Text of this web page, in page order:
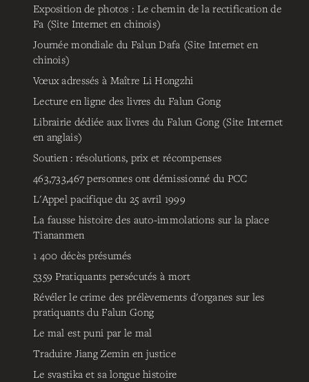
Exposition de photos : Le chemin de la rectification de
Fa (Site Internet en chinois)
Journée mondiale du Falun Dafa (Site Internet en
chinois)
Vœux adressés à Maître Li Hongzhi
Lecture en ligne des livres du Falun Gong
Librairie dédiée aux livres du Falun Gong (Site Internet
en anglais)
Soutien : résolutions, prix et récompenses
463,733,467 personnes ont démissionné du PCC
L'Appel pacifique du 25 avril 1999
La fausse histoire des auto-immolations sur la place
Tiananmen
1 400 décès présumés
5359 Pratiquants persécutés à mort
Révéler le crime des prélèvements d'organes sur les
pratiquants du Falun Gong
Le mal est puni par le mal
Traduire Jiang Zemin en justice
Le svastika et sa longue histoire